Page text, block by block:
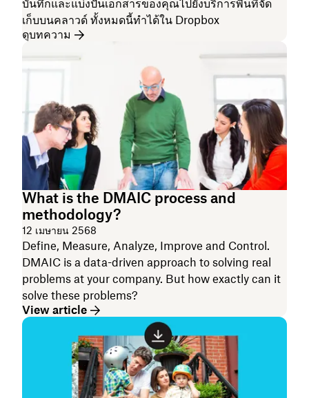
บันทึกและแบ่งปันเอกสารของคุณไปยังบริการพื้นที่จัด
เก็บบนคลาวด์ ทั้งหมดนี้ทำได้ใน Dropbox
ดูบทความ
What is the DMAIC process and
methodology?
12 เมษายน 2568
Define, Measure, Analyze, Improve and Control.
DMAIC is a data-driven approach to solving real
problems at your company. But how exactly can it
solve these problems?
View article